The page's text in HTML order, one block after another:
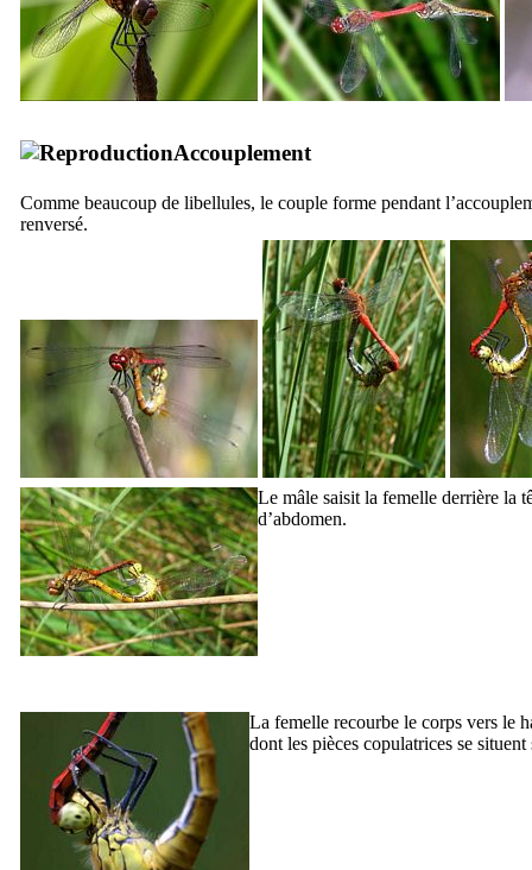
Accouplement
Comme beaucoup de libellules, le couple forme pendant
renversé.
Le mâle saisit la femelle derrière la
d’abdomen.
La femelle recourbe le corps vers le
dont les pièces copulatrices se